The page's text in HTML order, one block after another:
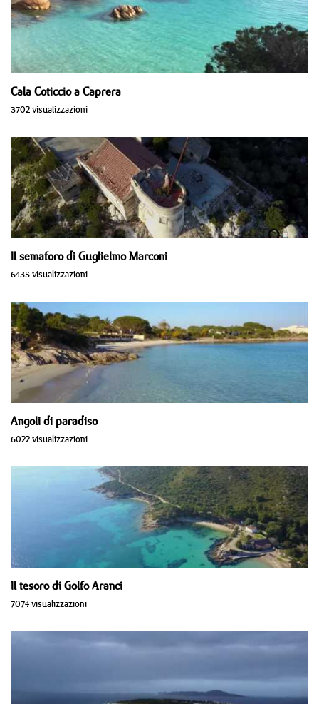
Cala Coticcio a Caprera
3702 visualizzazioni
Il semaforo di Guglielmo Marconi
6435 visualizzazioni
Angoli di paradiso
6022 visualizzazioni
Il tesoro di Golfo Aranci
7074 visualizzazioni